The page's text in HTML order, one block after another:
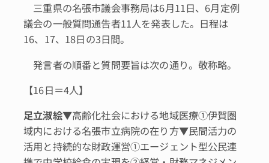
三重県の名張市議会事務局は6月11日、6月定例
議会の一般質問通告者11人を発表した。日程は
16、17、18日の3日間。
発言者の順番と質問要旨は次の通り。敬称略。
【16日＝4人】
足立淑絵▼高齢化社会における地域医療①伊賀圏
域内における名張市立病院の在り方▼民間活力の
活用と持続的な財政運営①エージェント型公民連